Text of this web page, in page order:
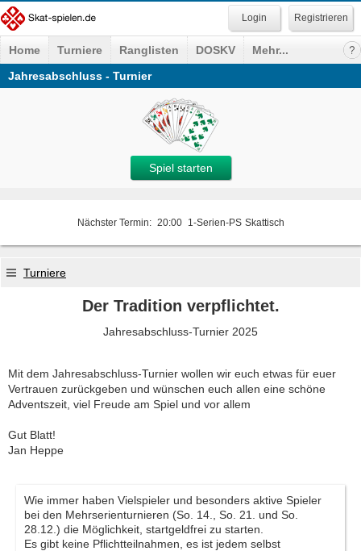
Registrieren
Home Turniere Ranglisten DOSKV
Mehr...
Jahresabschluss - Turnier
Spiel starten
Nächster Termin: 20:00 1-Serien-PS Skattisch
Turniere
Der Tradition verpflichtet.
Jahresabschluss-Turnier 2025
Mit dem Jahresabschluss-Turnier wollen wir euch etwas für euer
Vertrauen zurückgeben und wünschen euch allen eine schöne
Adventszeit, viel Freude am Spiel und vor allem
Gut Blatt!
Jan Heppe
Wie immer haben Vielspieler und besonders aktive Spieler
bei den Mehrserienturnieren (So. 14., So. 21. und So.
28.12.) die Möglichkeit, startgeldfrei zu starten.
Es gibt keine Pflichtteilnahmen, es ist jedem selbst